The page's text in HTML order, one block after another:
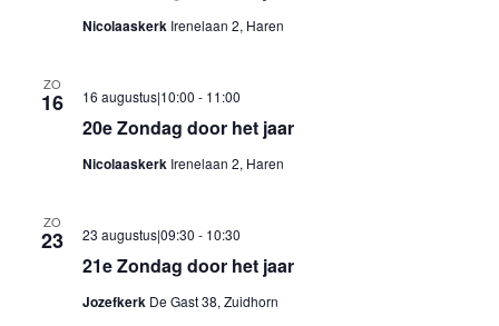
Nicolaaskerk Irenelaan 2, Haren
ZO
16
20e Zondag door het jaar
16 augustus|10:00 - 11:00
Nicolaaskerk Irenelaan 2, Haren
ZO
23
21e Zondag door het jaar
23 augustus|09:30 - 10:30
Jozefkerk De Gast 38, Zuidhorn